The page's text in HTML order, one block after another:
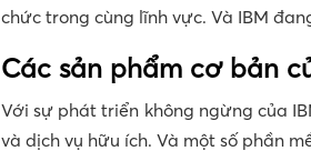
chức trong cùng lĩnh vực. Và IBM
Các sản phẩm cơ bản
Với sự phát triển không ngừng của
và dịch vụ hữu ích. Và một số phần